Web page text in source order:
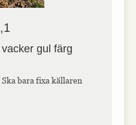
gul färg
bara fixa källaren